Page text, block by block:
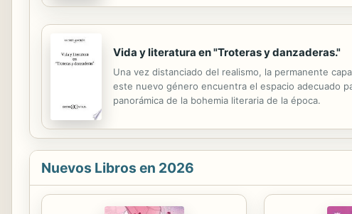
Vida y literatura en "Troteras y danzaderas."
Una vez distanciado del realismo, la permanente
este nuevo género encuentra el espacio adecuado
panorámica de la bohemia literaria de la época.
Nuevos Libros en 2026